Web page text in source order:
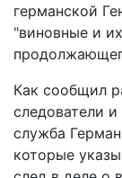
германской
"виновные и
Как сообщил
следователи
служба
которые